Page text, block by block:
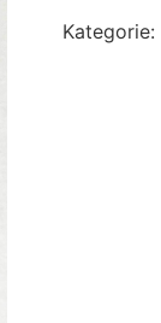
Kategorie: